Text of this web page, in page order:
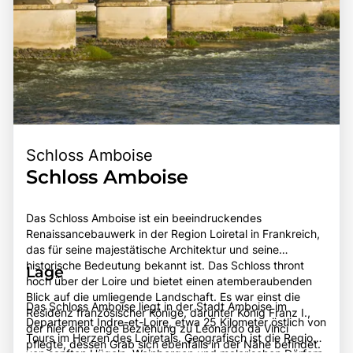
Schloss Amboise
Schloss Amboise
Das Schloss Amboise ist ein beeindruckendes
Renaissancebauwerk in der Region Loiretal in Frankreich,
das für seine majestätische Architektur und seine
historische Bedeutung bekannt ist. Das Schloss thront
hoch über der Loire und bietet einen atemberaubenden
Blick auf die umliegende Landschaft. Es war einst die
Residenz französischer Könige, darunter König Franz I.,
der hier eine enge Beziehung zu Leonardo da Vinci
pflegte, dessen Grab sich ebenfalls in der Nähe befindet.
Lage
Das Schloss Amboise liegt in der Stadt Amboise im
Departement Indre-et-Loire, etwa 25 Kilometer östlich von
Tours im Herzen des Loiretals. Geografisch ist die Region